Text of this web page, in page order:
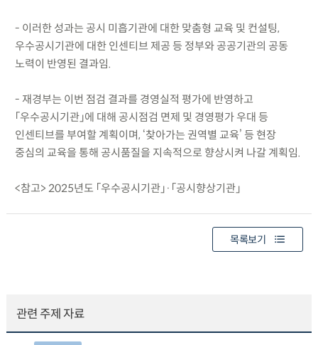
- 이러한 성과는 공시 미흡기관에 대한 맞춤형 교육 및 컨설팅,
우수공시기관에 대한 인센티브 제공 등 정부와 공공기관의 공동
노력이 반영된 결과임.
- 재경부는 이번 점검 결과를 경영실적 평가에 반영하고
「우수공시기관」에 대해 공시점검 면제 및 경영평가 우대 등
인센티브를 부여할 계획이며, ‘찾아가는 권역별 교육’ 등 현장
중심의 교육을 통해 공시품질을 지속적으로 향상시켜 나갈 계획임.
<참고> 2025년도 「우수공시기관」·「공시향상기관」
목록보기
관련 주제 자료